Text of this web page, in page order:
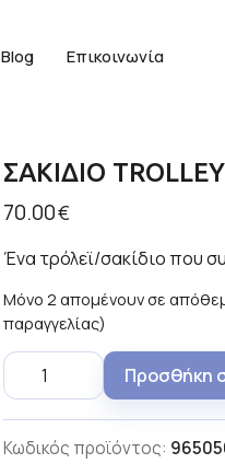
Blog Επικοινωνία
ΣΑΚΙΔΙΟ
70.00€
Ένα τρόλεϊ/σακίδιο που
Μόνο 2 απομένουν σε
παραγγελίας)
Προσθήκη
Κωδικός προϊόντος: